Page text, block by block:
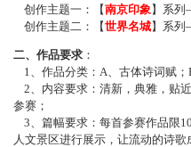
创作主题一：【南京印象】系
创作主题二：【世界名城】系
二、作品要求 ：
1、作品分类：A、古体诗词赋；
2、内容要求：清新，典雅，贴
参赛；
3、篇幅要求：每首参赛作品限
人文景区进行展示，让流动的诗